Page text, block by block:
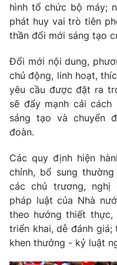
hình tổ chức bộ máy;
phát huy vai trò tiên
thần đổi mới sáng tạo
Đổi mới nội dung,
chủ động, linh hoạt,
yêu cầu được đặt ra
sẽ đẩy mạnh cải
sáng tạo và chuyển
đoàn.
Các quy định hiện
chỉnh, bổ sung
các chủ trương, nghị
pháp luật của Nhà
theo hướng thiết thực,
triển khai, dễ đánh
khen thưởng - kỷ luật